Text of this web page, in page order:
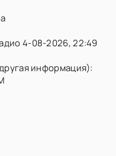
4-08-2026, 22:49
информация):